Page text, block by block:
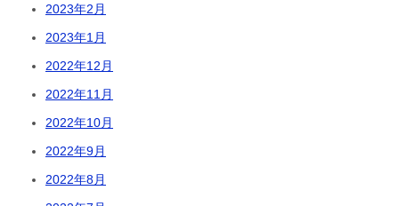
2023年2月
2023年1月
2022年12月
2022年11月
2022年10月
2022年9月
2022年8月